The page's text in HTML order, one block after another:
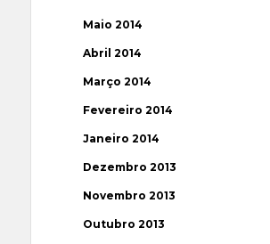
Maio 2014
Abril 2014
Março 2014
Fevereiro 2014
Janeiro 2014
Dezembro 2013
Novembro 2013
Outubro 2013